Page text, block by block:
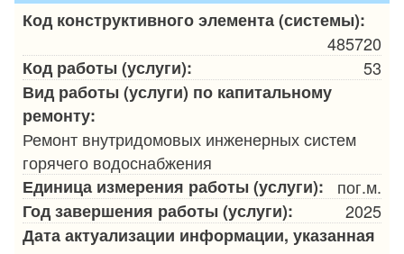
Код конструктивного элемента (системы):
485720
Код работы (услуги):
53
Вид работы (услуги) по капитальному
ремонту:
Ремонт внутридомовых инженерных систем
горячего водоснабжения
Единица измерения работы (услуги):
пог.м.
Год завершения работы (услуги):
2025
Дата актуализации информации, указанная